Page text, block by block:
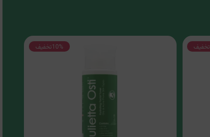
تخفیف 10%تخفیف